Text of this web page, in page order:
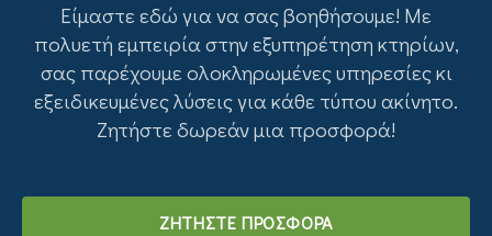
Είμαστε εδώ για να σας βοηθήσουμε! Με
πολυετή εμπειρία στην εξυπηρέτηση κτηρίων,
σας παρέχουμε ολοκληρωμένες υπηρεσίες κι
εξειδικευμένες λύσεις για κάθε τύπου ακίνητο.
Ζητήστε δωρεάν μια προσφορά!
ΖΗΤΗΣΤΕ ΠΡΟΣΦΟΡΑ